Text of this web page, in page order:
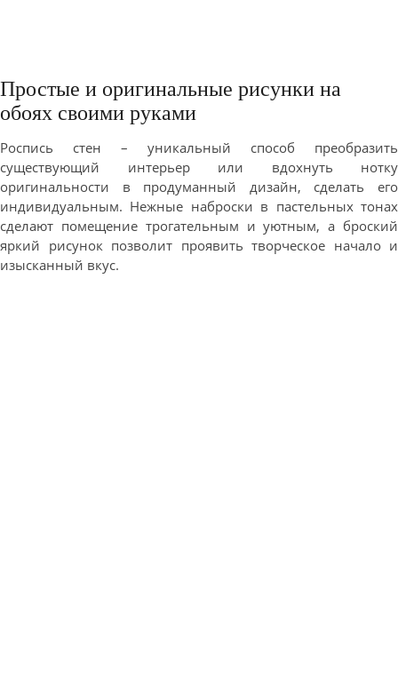
Простые и оригинальные рисунки на
обоях своими руками
Роспись стен – уникальный способ преобразить
существующий интерьер или вдохнуть нотку
оригинальности в продуманный дизайн, сделать его
индивидуальным. Нежные наброски в пастельных тонах
сделают помещение трогательным и уютным, а броский
яркий рисунок позволит проявить творческое начало и
изысканный вкус.